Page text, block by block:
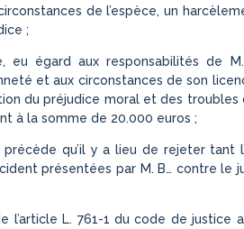
de l’espèce, un
;
eu égard aux responsabilités de
et aux circonstances de son
du préjudice moral et des troubles
à la somme de 20.000 euros ;
précède qu’il y a lieu de rejeter tant
présentées par M. B… contre le
l’article L. 761-1 du code de